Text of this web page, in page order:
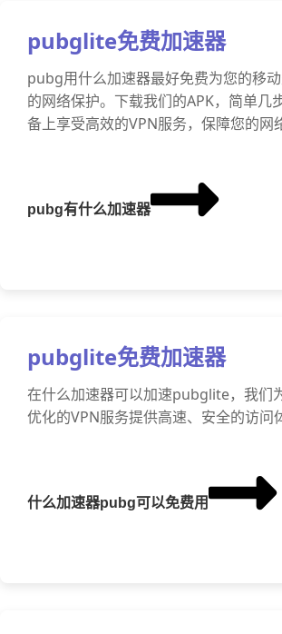
pubglite免费加速器
pubg用什么加速器最好免费为您的移
的网络保护。下载我们的APK，简单几
备上享受高效的VPN服务，保障您的网
pubg有什么加速器
pubglite免费加速器
在什么加速器可以加速pubglite，我们
优化的VPN服务提供高速、安全的访问
什么加速器pubg可以免费用